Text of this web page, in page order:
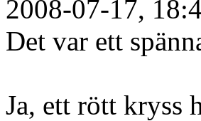
2008-07-17,
Det var ett
Ja, ett rött kryss